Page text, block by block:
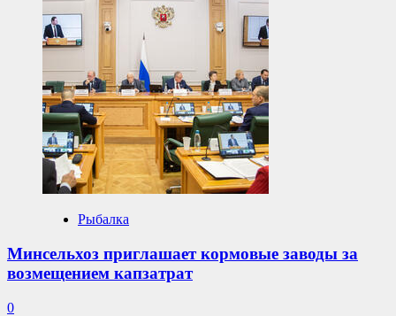
Рыбалка
Минсельхоз приглашает кормовые заводы за
возмещением капзатрат
0